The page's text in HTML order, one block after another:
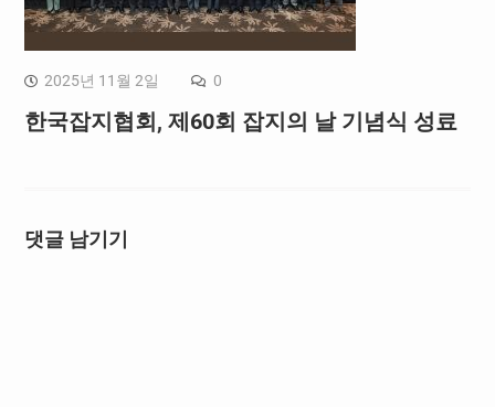
2025년 11월 2일 0
한국잡지협회, 제60회 잡지의 날 기념식 성료
댓글 남기기